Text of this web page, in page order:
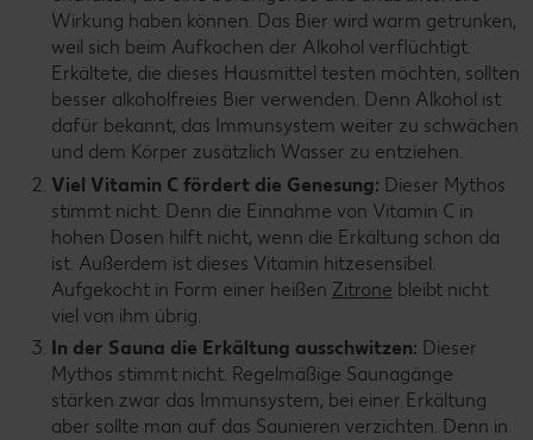
Wirkung haben können. Das Bier wird warm getrunken,
weil sich beim Aufkochen der Alkohol verflüchtigt.
Erkältete, die dieses Hausmittel testen möchten, sollten
besser alkoholfreies Bier verwenden. Denn Alkohol ist
dafür bekannt, das Immunsystem weiter zu schwächen
und dem Körper zusätzlich Wasser zu entziehen.
Viel Vitamin C fördert die Genesung: Dieser Mythos
stimmt nicht. Denn die Einnahme von Vitamin C in
hohen Dosen hilft nicht, wenn die Erkältung schon da
ist. Außerdem ist dieses Vitamin hitzesensibel.
Aufgekocht in Form einer heißen Zitrone bleibt nicht
viel von ihm übrig.
In der Sauna die Erkältung ausschwitzen: Dieser
Mythos stimmt nicht. Regelmäßige Saunagänge
stärken zwar das Immunsystem, bei einer Erkältung
aber sollte man auf das Saunieren verzichten. Denn in